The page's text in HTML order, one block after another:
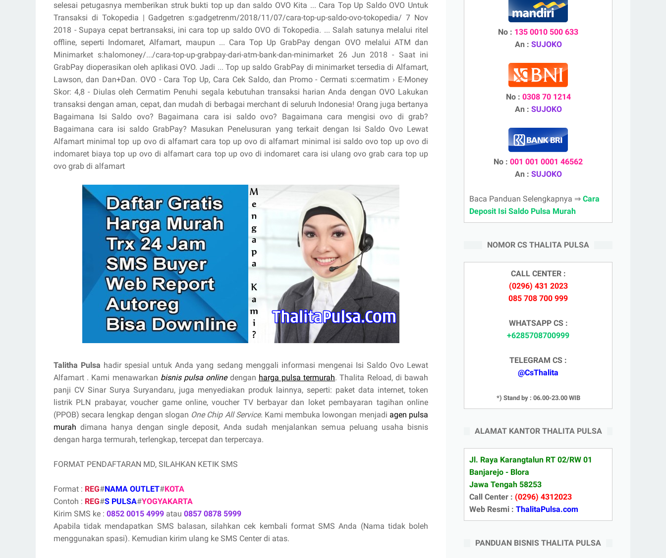
selesai petugasnya memberikan struk bukti top up dan saldo OVO Kita ... Cara Top Up Saldo OVO Untuk
Transaksi di Tokopedia | Gadgetren s:gadgetrenm/2018/11/07/cara-top-up-saldo-ovo-tokopedia/ 7 Nov
2018 - Supaya cepat bertransaksi, ini cara top up saldo OVO di Tokopedia. ... Salah satunya melalui ritel
offline, seperti Indomaret, Alfamart, maupun ... Cara Top Up GrabPay dengan OVO melalui ATM dan
Minimarket s:halomoney/.../cara-top-up-grabpay-dari-atm-bank-dan-minimarket 26 Jun 2018 - Saat ini
GrabPay dioperasikan oleh aplikasi OVO. Jadi ... Top up saldo GrabPay di minimarket tersedia di Alfamart,
Lawson, dan Dan+Dan. OVO - Cara Top Up, Cara Cek Saldo, dan Promo - Cermati s:cermatim › E-Money
Skor: 4,8 - ‎Diulas oleh Cermatim Penuhi segala kebutuhan transaksi harian Anda dengan OVO Lakukan
transaksi dengan aman, cepat, dan mudah di berbagai merchant di seluruh Indonesia! Orang juga bertanya
Bagaimana Isi Saldo ovo? Bagaimana cara isi saldo ovo? Bagaimana cara mengisi ovo di grab?
Bagaimana cara isi saldo GrabPay? Masukan Penelusuran yang terkait dengan Isi Saldo Ovo Lewat
Alfamart minimal top up ovo di alfamart cara top up ovo di alfamart minimal isi saldo ovo top up ovo di
indomaret biaya top up ovo di alfamart cara top up ovo di indomaret cara isi ulang ovo grab cara top up
ovo grab di alfamart
Talitha Pulsa hadir spesial untuk Anda yang sedang menggali informasi mengenai Isi Saldo Ovo Lewat
Alfamart . Kami menawarkan bisnis pulsa onlinedengan harga pulsa termurah. Thalita Reload, di bawah
panji CV Sinar Surya Suryandaru, juga menyediakan produk lainnya, seperti: paket data internet, token
listrik PLN prabayar, voucher game online, voucher TV berbayar dan loket pembayaran tagihan online
(PPOB) secara lengkap dengan slogan One Chip All Service. Kami membuka lowongan menjadi agen pulsa
murah dimana hanya dengan single deposit, Anda sudah menjalankan semua peluang usaha bisnis
dengan harga termurah, terlengkap, tercepat dan terpercaya.
FORMAT PENDAFTARAN MD, SILAHKAN KETIK SMS
Format : REG#NAMA OUTLET#KOTA
Contoh : REG#S PULSA#YOGYAKARTA
Kirim SMS ke : 0852 0015 4999 atau 0857 0878 5999
Apabila tidak mendapatkan SMS balasan, silahkan cek kembali format SMS Anda (Nama tidak boleh
menggunakan spasi). Kemudian kirim ulang ke SMS Center di atas.
No : 135 0010 500 633
An : SUJOKO
No : 0308 70 1214
An : SUJOKO
No : 001 001 0001 46562
An : SUJOKO
Baca Panduan Selengkapnya ⇒ Cara
Deposit Isi Saldo Pulsa Murah
NOMOR CS THALITA PULSA
CALL CENTER :
(0296) 431 2023
085 708 700 999
WHATSAPP CS :
+6285708700999
TELEGRAM CS :
@CsThalita
*) Stand by : 06.00-23.00 WIB
ALAMAT KANTOR THALITA PULSA
Jl. Raya Karangtalun RT 02/RW 01
Banjarejo - Blora
Jawa Tengah 58253
Call Center : (0296) 4312023
Web Resmi : ThalitaPulsa.com
PANDUAN BISNIS THALITA PULSA